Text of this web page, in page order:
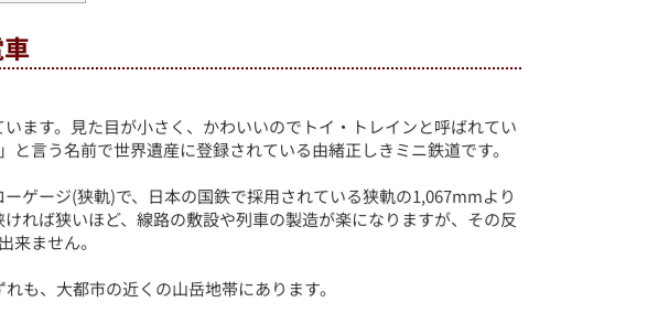
ます。見た目が小さく、かわいいのでトイ・トレインと呼ばれてい
と言う名前で世界遺産に登録されている由緒正しきミニ鉄道です。
ゲージ(狭軌)で、日本の国鉄で採用されている狭軌の1,067mmより
れば狭いほど、線路の敷設や列車の製造が楽になりますが、その反
来ません。
も、大都市の近くの山岳地帯にあります。